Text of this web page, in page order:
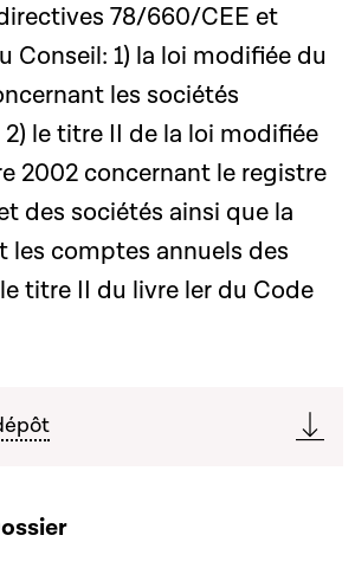
78/660/CEE et
Conseil: 1) la loi modifiée du
les sociétés
le titre II de la loi modifiée
2002 concernant le registre
des sociétés ainsi que la
comptes annuels des
titre II du livre ler du Code